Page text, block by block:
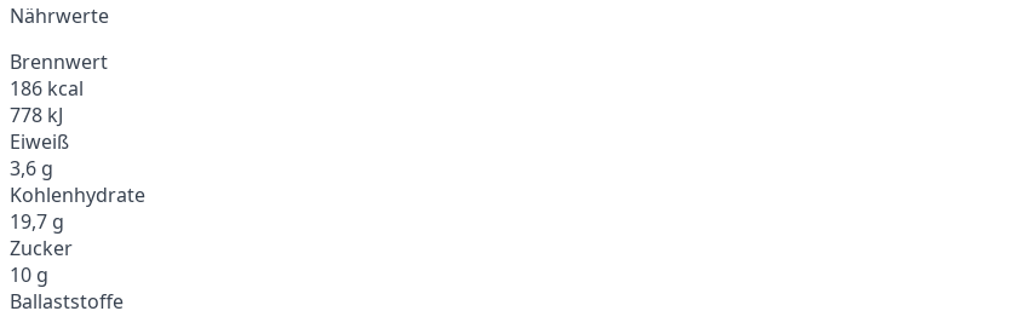
Nährwerte
Brennwert
186 kcal
778 kJ
Eiweiß
3,6 g
Kohlenhydrate
19,7 g
Zucker
10 g
Ballaststoffe